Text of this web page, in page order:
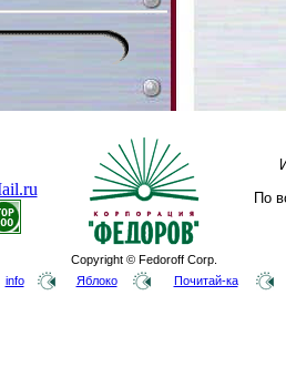
Copyright © Fedoroff Corp.
По
info Яблоко Почитай-ка